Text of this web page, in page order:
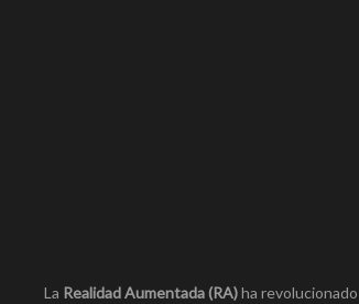
La Realidad Aumentada (RA)ha